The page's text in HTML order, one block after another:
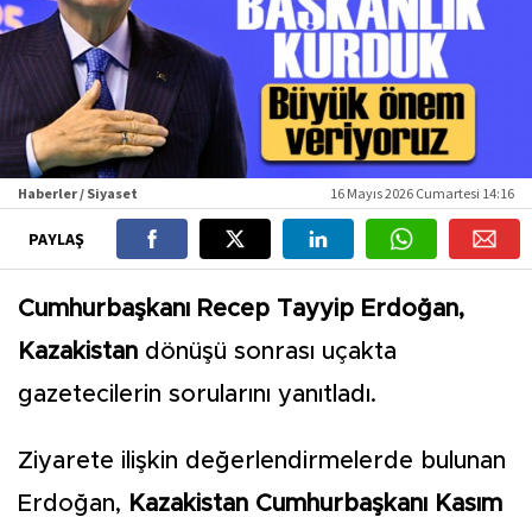
Haberler / Siyaset 16 Mayıs 2026 Cumartesi 14:16
PAYLAŞ
Cumhurbaşkanı Recep Tayyip Erdoğan,
Kazakistan dönüşü sonrası uçakta
gazetecilerin sorularını yanıtladı.
Ziyarete ilişkin değerlendirmelerde bulunan
Erdoğan, Kazakistan Cumhurbaşkanı Kasım